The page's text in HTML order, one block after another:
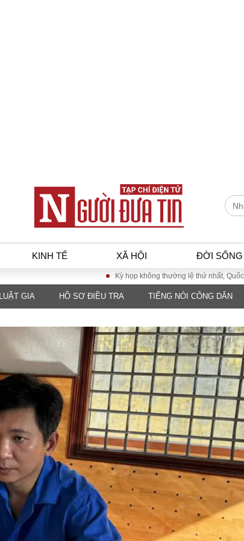
KINH TẾ XÃ HỘI ĐỜI SỐNG
KINH TẾ
Tài chính - Ngân
hàng
Kinh tế vĩ mô
Hồ sơ doanh
nghiệp
Xu hướng thị
trường
Tiêu dùng và dư
luận
Công nghệ
XÃ HỘI
Giáo dục
Văn hoá
Môi
Giao
Kỳ họp không thường lệ thứ nhất, Quốc hội khóa
GIA HỒ SƠ ĐIỀU TRA TIẾNG NÓI CÔNG DÂN